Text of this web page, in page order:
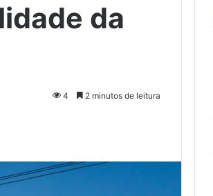
da
4 2 minutos de leitura